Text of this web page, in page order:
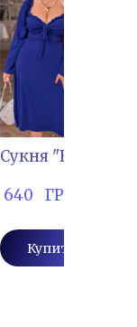
Сукня "ВОЛ-
640   ГРН
Купити